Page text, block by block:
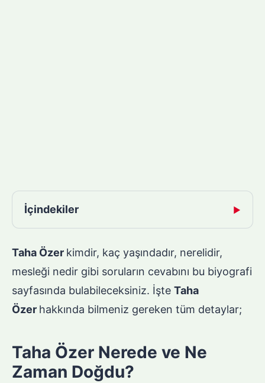
İçindekiler ▶
Taha Özer kimdir, kaç yaşındadır, nerelidir,
mesleği nedir gibi soruların cevabını bu biyografi
sayfasında bulabileceksiniz. İşte Taha
Özer hakkında bilmeniz gereken tüm detaylar;
Taha Özer Nerede ve Ne
Zaman Doğdu?